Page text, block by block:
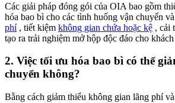
Các giải pháp đóng gói của OIA bao gồm
hóa bao bì cho các tình huống vận chuyển
phí, tiết kiệm không gian chứa hoặc kệ , cải
tạo ra trải nghiệm mở hộp độc đáo cho
2. Việc tối ưu hóa bao bì có thể
chuyển không?
Bằng cách giảm thiểu không gian lãng phí